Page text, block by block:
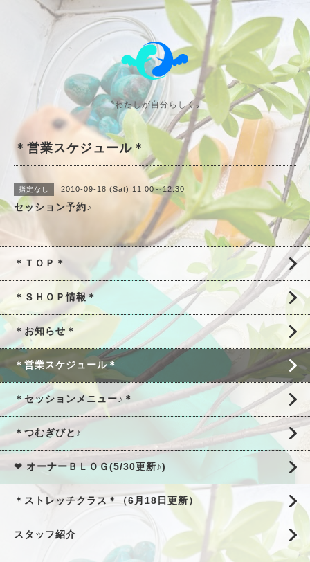
〝わたしが自分らしく〟
＊営業スケジュール＊
指定なし 2010-09-18 (Sat) 11:00～12:30
セッション予約♪
＊ＴＯＰ＊
＊ＳＨＯＰ情報＊
＊お知らせ＊
＊営業スケジュール＊
＊セッションメニュー♪＊
＊つむぎびと♪
❤ オーナーＢＬＯＧ(5/30更新♪)
＊ストレッチクラス＊（6月18日更新）
スタッフ紹介